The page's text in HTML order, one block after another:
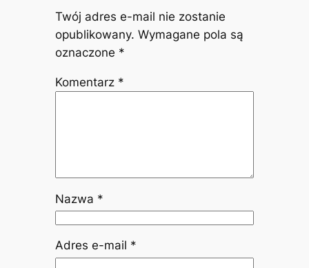
Twój adres e-mail nie zostanie
opublikowany. Wymagane pola są
oznaczone *
Komentarz *
Nazwa *
Adres e-mail *